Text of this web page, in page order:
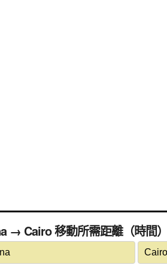
→ Cairo 移動所需距離（時間